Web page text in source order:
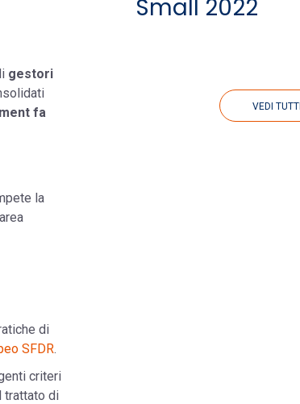
gestori
fa
la
di
SFDR.
criteri
trattato di
Small 2022
VEDI TUTTI